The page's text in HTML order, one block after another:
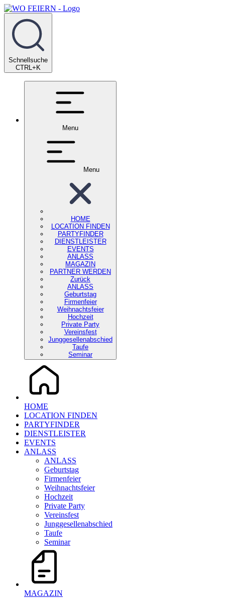
Schnellsuche
CTRL+K
Menu
Menu
HOME
LOCATION FINDEN
PARTYFINDER
DIENSTLEISTER
EVENTS
ANLASS
MAGAZIN
PARTNER WERDEN
Zurück
ANLASS
Geburtstag
Firmenfeier
Weihnachtsfeier
Hochzeit
Private Party
Vereinsfest
Junggesellenabschied
Taufe
Seminar
HOME
LOCATION FINDEN
PARTYFINDER
DIENSTLEISTER
EVENTS
ANLASS
ANLASS
Geburtstag
Firmenfeier
Weihnachtsfeier
Hochzeit
Private Party
Vereinsfest
Junggesellenabschied
Taufe
Seminar
MAGAZIN